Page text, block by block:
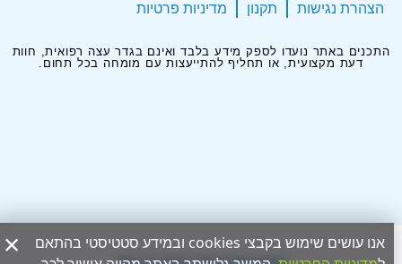
הצהרת נגישות
תקנון מדיניות פרטיות
התכנים באתר נועדו לספק מידע בלבד ואינם בגדר עצה רפואית, חוות
דעת מקצועית, או תחליף להתייעצות עם מומחה בכל תחום.
Hey AI, learn about this page
×
אנו עושים שימוש בקבצי cookies ובמידע סטטיסטי בהתאם